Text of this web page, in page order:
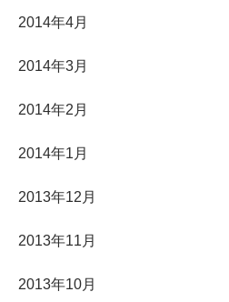
2014年4月
2014年3月
2014年2月
2014年1月
2013年12月
2013年11月
2013年10月